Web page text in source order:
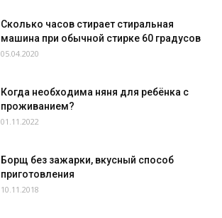
Сколько часов стирает стиральная
машина при обычной стирке 60 градусов
05.04.2020
Когда необходима няня для ребёнка с
проживанием?
01.11.2022
Борщ без зажарки, вкусный способ
приготовления
10.11.2018